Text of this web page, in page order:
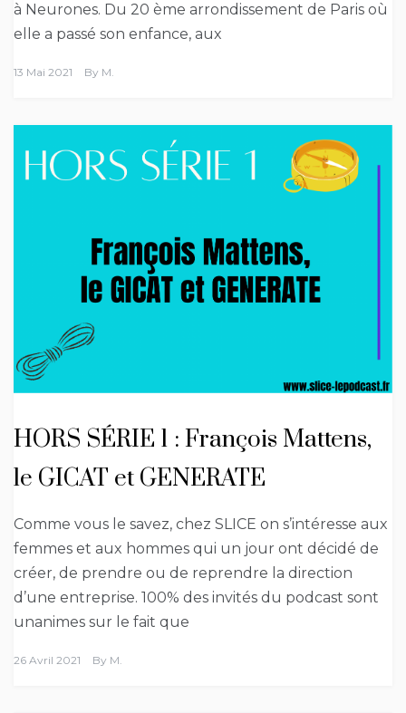
à Neurones. Du 20 ème arrondissement de Paris où
elle a passé son enfance, aux
13 Mai 2021 By M.
HORS SÉRIE 1 : François Mattens,
le GICAT et GENERATE
Comme vous le savez, chez SLICE on s’intéresse aux
femmes et aux hommes qui un jour ont décidé de
créer, de prendre ou de reprendre la direction
d’une entreprise. 100% des invités du podcast sont
unanimes sur le fait que
26 Avril 2021 By M.